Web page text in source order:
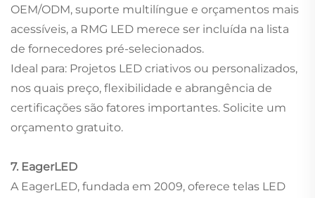
OEM/ODM, suporte multilíngue e orçamentos mais
acessíveis, a RMG LED merece ser incluída na lista
de fornecedores pré-selecionados.
Ideal para: Projetos LED criativos ou personalizados,
nos quais preço, flexibilidade e abrangência de
certificações são fatores importantes. Solicite um
orçamento gratuito.
7. EagerLED
A EagerLED, fundada em 2009, oferece telas LED